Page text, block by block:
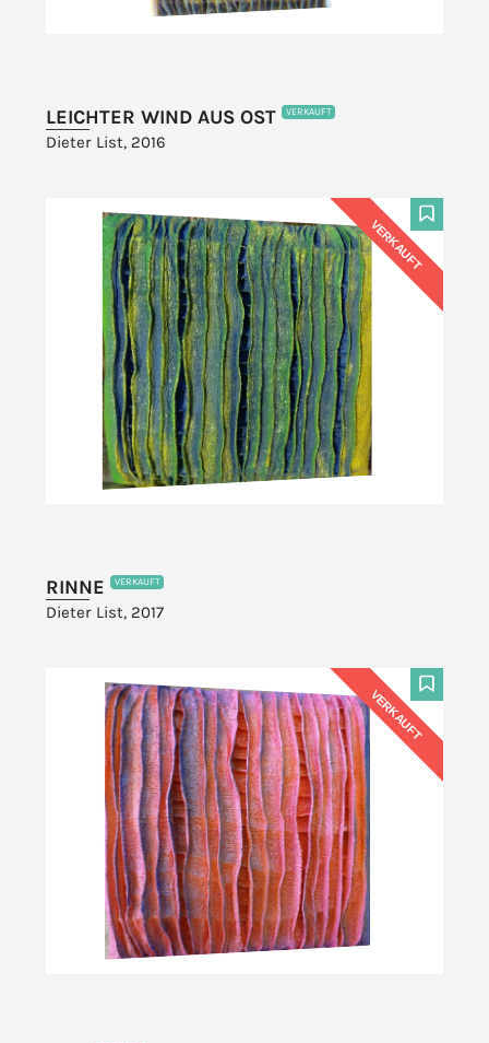
LEICHTER WIND AUS OST VERKAUFT
Dieter List, 2016
F
VERKAUFT
RINNE VERKAUFT
Dieter List, 2017
F
VERKAUFT